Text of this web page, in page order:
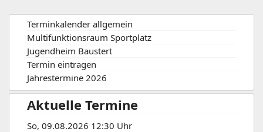
Terminkalender allgemein
Multifunktionsraum Sportplatz
Jugendheim Baustert
Termin eintragen
Jahrestermine 2026
Aktuelle Termine
So, 09.08.2026 12:30 Uhr